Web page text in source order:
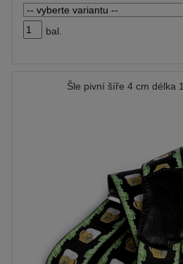
bal.
Šle pivní šíře 4 cm délka